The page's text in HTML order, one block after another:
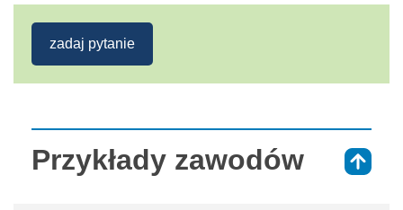
zadaj pytanie
Przykłady zawodów